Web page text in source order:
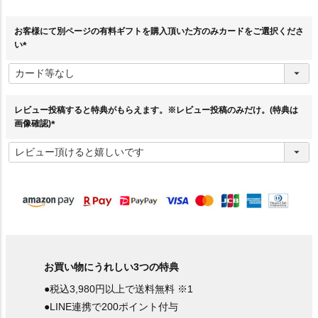
お客様にて別ページの有料ギフトを購入頂いた方のみカードをご選択くださ
い
必
須
レビュー投稿すると特典がもらえます。※レビュー投稿のみだけ。(特典は
画像確認)
必
須
お買い物にうれしい3つの特典
●税込3,980円以上で送料無料 ※1
●LINE連携で200ポイント付与